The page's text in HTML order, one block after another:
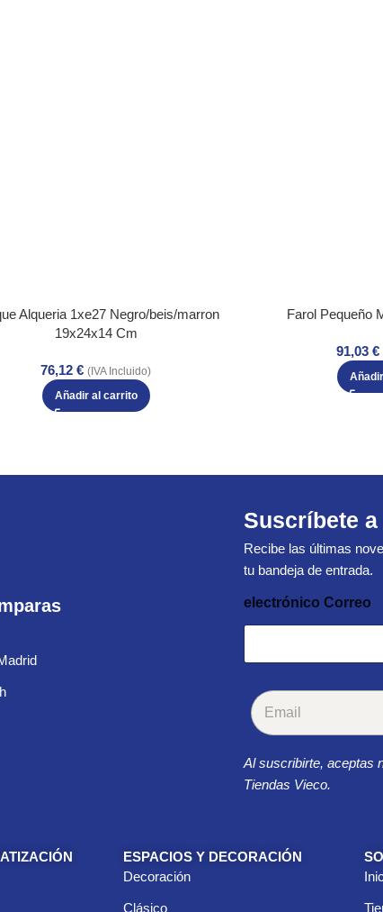
Alqueria 1xe27 Negro/beis/marron
19x24x14 Cm
76,12€ (IVA Incluido)
Añadir al carrito
Farol Pequeño
91,03 €
Suscríbete
Recibe las últimas
tu bandeja de entrada.
electrónico Correo
C
o
e
o
c
Al suscribirte, aceptas
Tiendas Vieco.
ESPACIOS Y DECORACIÓN
Decoración
Clásico